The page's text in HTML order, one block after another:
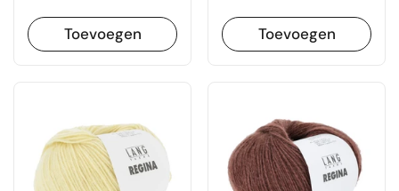
Toevoegen Toevoegen